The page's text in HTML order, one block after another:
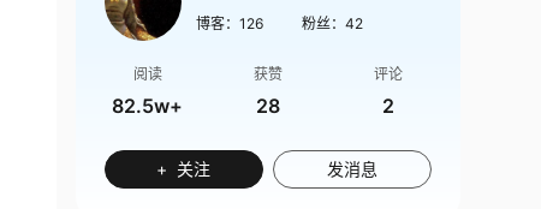
博客： 126 粉丝： 42
阅读
82.5w+
获赞
28
评论
2
+ 关注 发消息